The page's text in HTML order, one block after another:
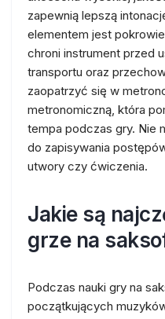
zapewnią lepszą
elementem jest
chroni instrument przed
transportu oraz
zaopatrzyć się w
metronomiczną, która
tempa podczas gry. Nie
do zapisywania
utwory czy ćwiczenia.
Jakie są
grze na
Podczas nauki gry na
początkujących